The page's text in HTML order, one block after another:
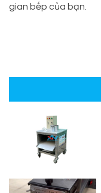
gian bếp của bạn.